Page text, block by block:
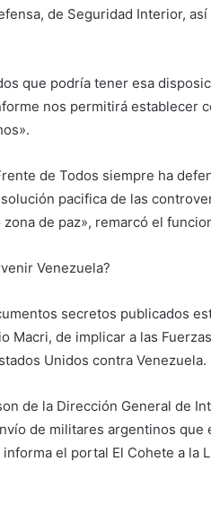
de Seguridad Interior,
que podría tener esa
nos permitirá establecer
de Todos siempre ha
pacifica de las
zona de paz», remarcó el
Venezuela?
secretos publicados
Macri, de implicar a las
Unidos contra Venezuela.
de la Dirección General de
de militares argentinos que
el portal El Cohete a la